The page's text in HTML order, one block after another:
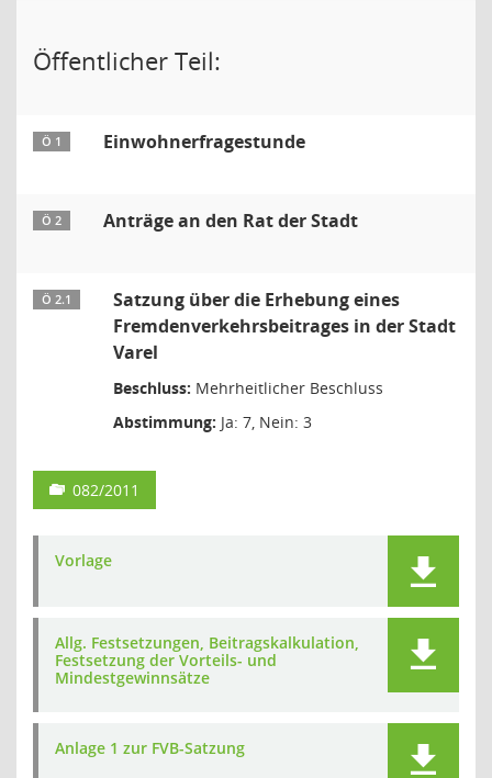
Öffentlicher Teil:
Ö 1 Einwohnerfragestunde
Ö 2 Anträge an den Rat der Stadt
Ö 2.1
Satzung über die Erhebung eines
Fremdenverkehrsbeitrages in der Stadt
Varel
Beschluss: Mehrheitlicher Beschluss
Abstimmung: Ja: 7, Nein: 3
082/2011
Vorlage
Allg. Festsetzungen, Beitragskalkulation,
Festsetzung der Vorteils- und
Mindestgewinnsätze
Anlage 1 zur FVB-Satzung